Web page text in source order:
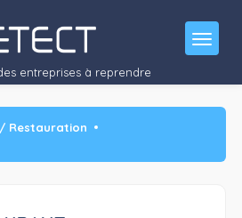
entreprises à reprendre
Restauration